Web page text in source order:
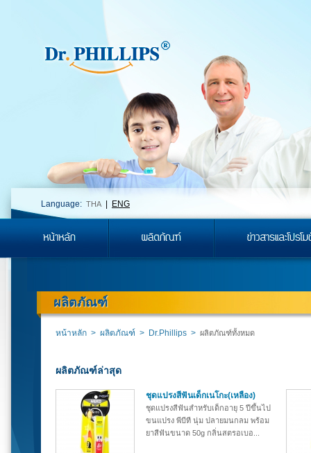
Language: THA ENG
ผลิตภัณฑ์
หน้าหลัก > ผลิตภัณฑ์ > Dr.Phillips > ผลิตภัณฑ์ทั้งหมด
ผลิตภัณฑ์ล่าสุด
ชุดแปรงสีฟันเด็กเนโกะ(เหลือง)
ชุดแปรงสีฟันสำหรับเด็กอายุ 5 ปีขึ้นไป
ขนแปรง พีบีที นุ่ม ปลายมนกลม พร้อม
ยาสีฟันขนาด 50g กลิ่นสตรอเบอ...